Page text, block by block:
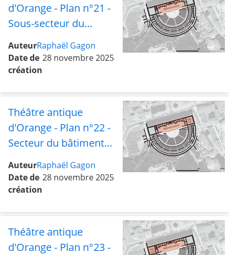
d'Orange - Plan n°21 -
Sous-secteur du
bâtiment central
AuteurRaphaël Gagon
Date de
création
28 novembre 2025
Théâtre antique
d'Orange - Plan n°22 -
Secteur du bâtiment
central avec l'aile est
AuteurRaphaël Gagon
Date de
création
28 novembre 2025
Théâtre antique
d'Orange - Plan n°23 -